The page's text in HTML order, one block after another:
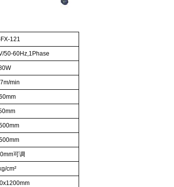
121
50-60Hz,1Phase
min
可调
cm²